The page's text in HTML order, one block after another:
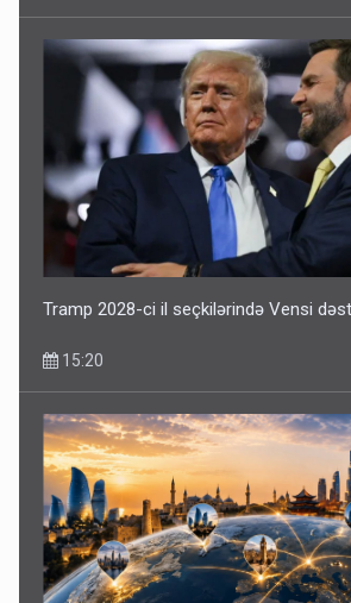
Tramp 2028-ci il seçkilərində Vensi
15:20